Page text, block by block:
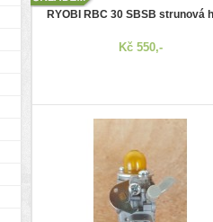
RYOBI RBC 30 SBSB strunová
Kč 550,-